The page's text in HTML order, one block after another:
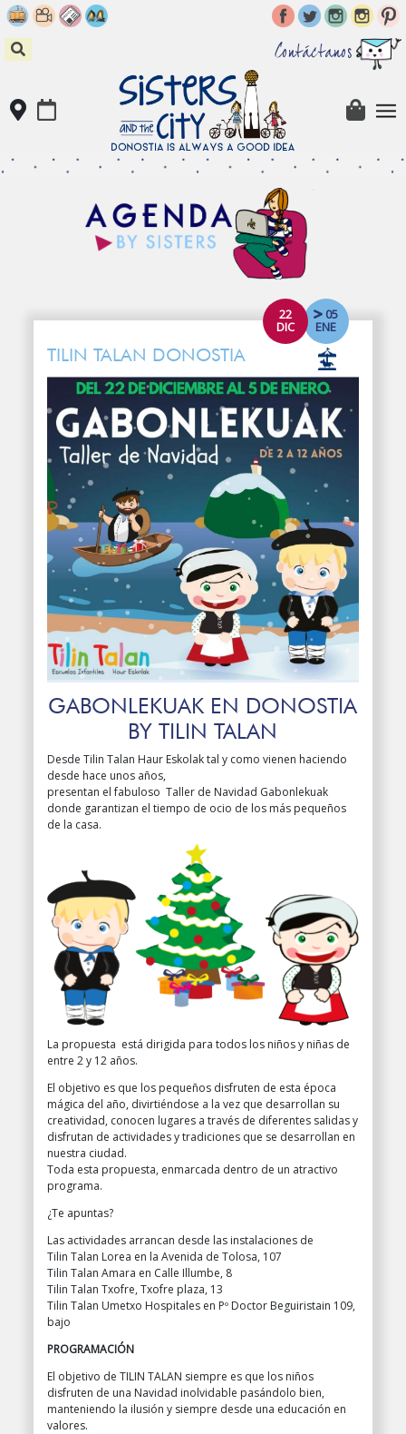
Skip
to
content
Contáctanos
05
ENE
22
DIC
TILIN TALAN DONOSTIA
GABONLEKUAK EN DONOSTIA
BY TILIN TALAN
Desde Tilin Talan Haur Eskolak tal y como vienen haciendo
desde hace unos años,
presentan el fabuloso Taller de Navidad Gabonlekuak
donde garantizan el tiempo de ocio de los más pequeños
de la casa.
La propuesta está dirigida para todos los niños y niñas de
entre 2 y 12 años.
El objetivo es que los pequeños disfruten de esta época
mágica del año, divirtiéndose a la vez que desarrollan su
creatividad, conocen lugares a través de diferentes salidas y
disfrutan de actividades y tradiciones que se desarrollan en
nuestra ciudad.
Toda esta propuesta, enmarcada dentro de un atractivo
programa.
¿Te apuntas?
Las actividades arrancan desde las instalaciones de
Tilin Talan Lorea en la Avenida de Tolosa, 107
Tilin Talan Amara en Calle Illumbe, 8
Tilin Talan Txofre, Txofre plaza, 13
Tilin Talan Umetxo Hospitales en Pº Doctor Beguiristain 109,
bajo
PROGRAMACIÓN
El objetivo de TILIN TALAN siempre es que los niños
disfruten de una Navidad inolvidable pasándolo bien,
manteniendo la ilusión y siempre desde una educación en
valores.